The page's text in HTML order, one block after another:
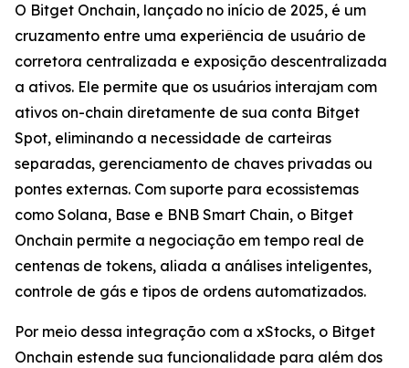
O Bitget Onchain, lançado no início de 2025, é um
cruzamento entre uma experiência de usuário de
corretora centralizada e exposição descentralizada
a ativos. Ele permite que os usuários interajam com
ativos on-chain diretamente de sua conta Bitget
Spot, eliminando a necessidade de carteiras
separadas, gerenciamento de chaves privadas ou
pontes externas. Com suporte para ecossistemas
como Solana, Base e BNB Smart Chain, o Bitget
Onchain permite a negociação em tempo real de
centenas de tokens, aliada a análises inteligentes,
controle de gás e tipos de ordens automatizados.
Por meio dessa integração com a xStocks, o Bitget
Onchain estende sua funcionalidade para além dos